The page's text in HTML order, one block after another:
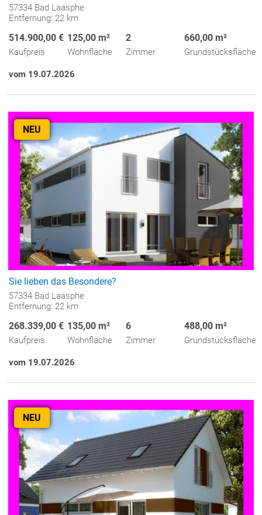
57334 Bad Laasphe
Entfernung: 22 km
514.900,00 €
Kaufpreis
125,00 m²
Wohnfläche
2
Zimmer
660,00 m²
Grundstücksfläche
vom 19.07.2026
NEU
Sie lieben das Besondere?
57334 Bad Laasphe
Entfernung: 22 km
268.339,00 €
Kaufpreis
135,00 m²
Wohnfläche
6
Zimmer
488,00 m²
Grundstücksfläche
vom 19.07.2026
NEU